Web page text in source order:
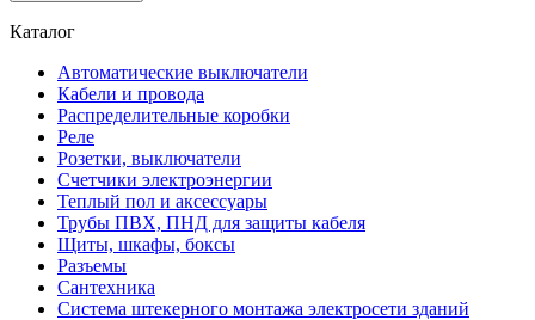
Каталог
Автоматические выключатели
Кабели и провода
Распределительные коробки
Реле
Розетки, выключатели
Счетчики электроэнергии
Теплый пол и аксессуары
Трубы ПВХ, ПНД для защиты кабеля
Щиты, шкафы, боксы
Разъемы
Сантехника
Система штекерного монтажа электросети зданий